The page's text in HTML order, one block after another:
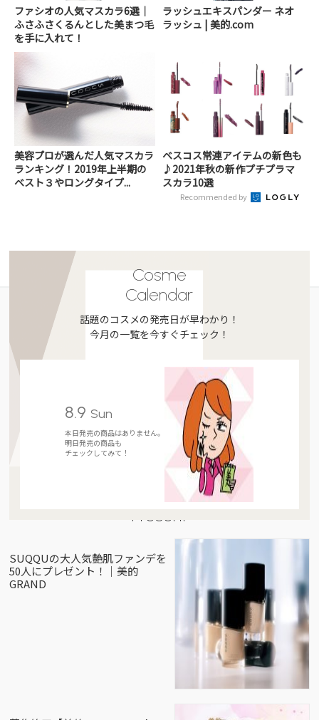
ファシオの人気マスカラ6選｜
ふさふさくるんとした美まつ毛
を手に入れて！
ラッシュエキスパンダー ネオ
ラッシュ | 美的.com
美容プロが選んだ人気マスカラ
ランキング！2019年上半期の
ベスト３やロングタイプ...
ベスコス常連アイテムの新色も
♪2021年秋の新作プチプラマ
スカラ10選
Recommended by
Cosme
Calendar
話題のコスメの発売日が早わかり！
今月の一覧を今すぐチェック！
8.9 Sun
本日発売の商品はありません。
明日発売の商品も
チェックしてみて！
Present
SUQQUの大人気艶肌ファンデを
50人にプレゼント！｜美的
GRAND